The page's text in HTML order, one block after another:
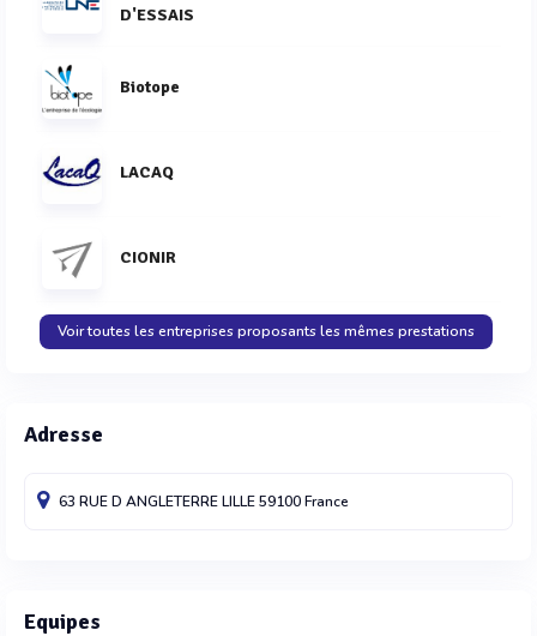
D'ESSAIS
Biotope
LACAQ
CIONIR
Voir toutes les entreprises proposants les mêmes prestations
Adresse
63 RUE D ANGLETERRELILLE59100France
Equipes